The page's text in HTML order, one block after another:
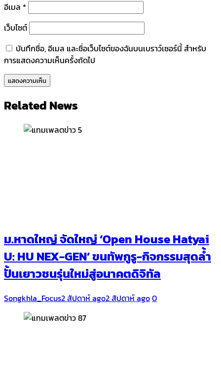
อีเมล *
เว็บไซต์
บันทึกชื่อ, อีเมล และชื่อเว็บไซต์ของฉันบนเบราว์เซอร์นี้ สำหรับ
การแสดงความเห็นครั้งถัดไป
Related News
ม.หาดใหญ่ จัดใหญ่ ‘Open House Hatyai
U: HU NEX-GEN’ ขนทัพกูรู-กิจกรรมสุดล้ำ
ปั้นเยาวชนรุ่นใหม่สู่อนาคตดิจิทัล
Songkhla_Focus2 สัปดาห์ ago2 สัปดาห์ ago0